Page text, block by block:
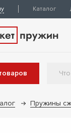
Каталог
пружин
Пружины